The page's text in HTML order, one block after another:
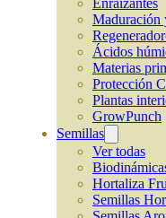
Enraizantes
Maduración
Ácidos
Materias
Protección
Plantas
GrowPunch
Semillas
Ver todas
Hortaliza
Semillas